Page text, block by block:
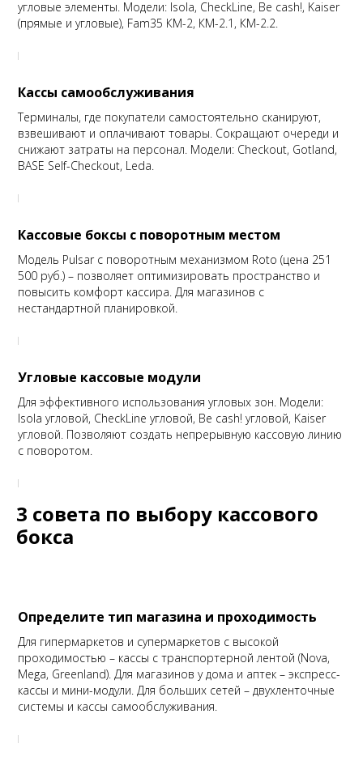
угловые элементы. Модели: Isola, CheckLine, Be cash!, Kaiser
(прямые и угловые), Fam35 КМ-2, КМ-2.1, КМ-2.2.
Кассы самообслуживания
Терминалы, где покупатели самостоятельно сканируют,
взвешивают и оплачивают товары. Сокращают очереди и
снижают затраты на персонал. Модели: Checkout, Gotland,
BASE Self-Checkout, Leda.
Кассовые боксы с поворотным местом
Модель Pulsar с поворотным механизмом Roto (цена 251
500 руб.) – позволяет оптимизировать пространство и
повысить комфорт кассира. Для магазинов с
нестандартной планировкой.
Угловые кассовые модули
Для эффективного использования угловых зон. Модели:
Isola угловой, CheckLine угловой, Be cash! угловой, Kaiser
угловой. Позволяют создать непрерывную кассовую линию
с поворотом.
3 совета по выбору кассового
бокса
Определите тип магазина и проходимость
Для гипермаркетов и супермаркетов с высокой
проходимостью – кассы с транспортерной лентой (Nova,
Mega, Greenland). Для магазинов у дома и аптек – экспресс-
кассы и мини-модули. Для больших сетей – двухленточные
системы и кассы самообслуживания.